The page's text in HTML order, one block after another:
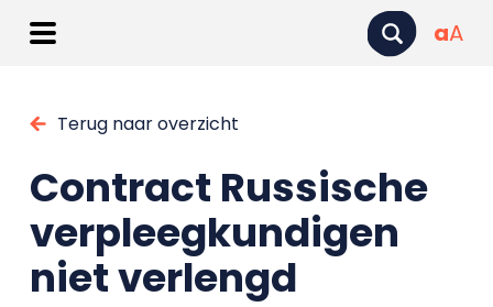
aA
Terug naar overzicht
Contract Russische
verpleegkundigen
niet verlengd